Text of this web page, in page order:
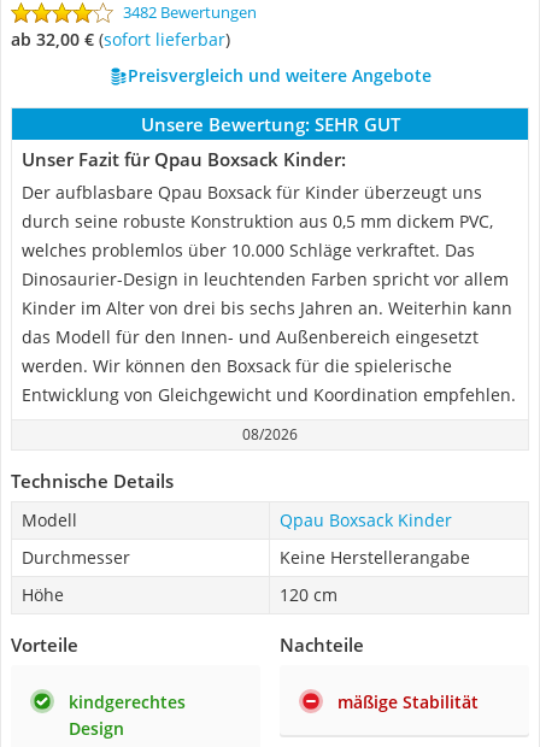
3482 Bewertungen
ab 32,00 € ( Sofort lieferbar)
Preisvergleich und weitere Angebote
Unsere Bewertung: SEHR GUT
Unser Fazit für Qpau Boxsack Kinder:
Der aufblasbare Qpau Boxsack für Kinder überzeugt uns
durch seine robuste Konstruktion aus 0,5 mm dickem PVC,
welches problemlos über 10.000 Schläge verkraftet. Das
Dinosaurier-Design in leuchtenden Farben spricht vor allem
Kinder im Alter von drei bis sechs Jahren an. Weiterhin kann
das Modell für den Innen- und Außenbereich eingesetzt
werden. Wir können den Boxsack für die spielerische
Entwicklung von Gleichgewicht und Koordination empfehlen.
08/2026
Technische Details
Modell
Qpau Boxsack Kinder
Durchmesser
Keine Herstellerangabe
Höhe
120 cm
Vorteile
kindgerechtes
Design
Nachteile
mäßige Stabilität